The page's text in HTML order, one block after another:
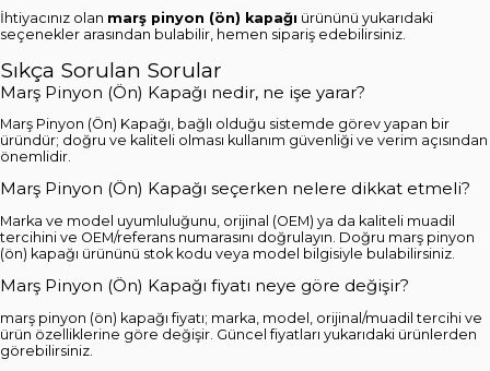
İhtiyacınız olan marş pinyon (ön) kapağı ürününü yukarıdaki
seçenekler arasından bulabilir, hemen sipariş edebilirsiniz.
Sıkça Sorulan Sorular
Marş Pinyon (Ön) Kapağı nedir, ne işe yarar?
Marş Pinyon (Ön) Kapağı, bağlı olduğu sistemde görev yapan bir
üründür; doğru ve kaliteli olması kullanım güvenliği ve verim açısından
önemlidir.
Marş Pinyon (Ön) Kapağı seçerken nelere dikkat etmeli?
Marka ve model uyumluluğunu, orijinal (OEM) ya da kaliteli muadil
tercihini ve OEM/referans numarasını doğrulayın. Doğru marş pinyon
(ön) kapağı ürününü stok kodu veya model bilgisiyle bulabilirsiniz.
Marş Pinyon (Ön) Kapağı fiyatı neye göre değişir?
marş pinyon (ön) kapağı fiyatı; marka, model, orijinal/muadil tercihi ve
ürün özelliklerine göre değişir. Güncel fiyatları yukarıdaki ürünlerden
görebilirsiniz.